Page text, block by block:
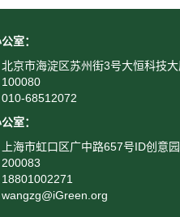
室：
京市海淀区苏州街3号大恒科技
68512072
室：
海市虹口区广中路657号ID创意